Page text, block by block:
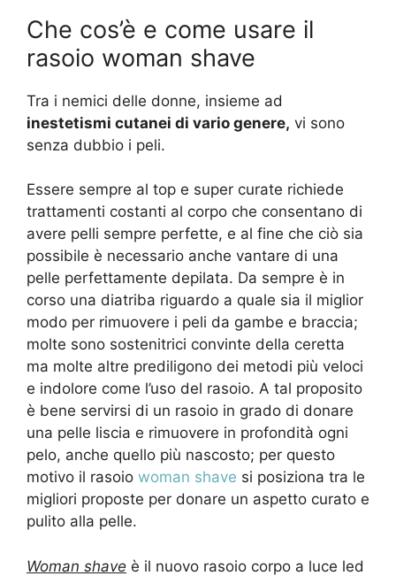
Che cos’è e come usare il
rasoio woman shave
Tra i nemici delle donne, insieme ad
inestetismi cutanei di vario genere, vi sono
senza dubbio i peli.
Essere sempre al top e super curate richiede
trattamenti costanti al corpo che consentano di
avere pelli sempre perfette, e al fine che ciò sia
possibile è necessario anche vantare di una
pelle perfettamente depilata. Da sempre è in
corso una diatriba riguardo a quale sia il miglior
modo per rimuovere i peli da gambe e braccia;
molte sono sostenitrici convinte della ceretta
ma molte altre prediligono dei metodi più veloci
e indolore come l’uso del rasoio. A tal proposito
è bene servirsi di un rasoio in grado di donare
una pelle liscia e rimuovere in profondità ogni
pelo, anche quello più nascosto; per questo
motivo il rasoio woman shave si posiziona tra le
migliori proposte per donare un aspetto curato e
pulito alla pelle.
Woman shave è il nuovo rasoio corpo a luce led